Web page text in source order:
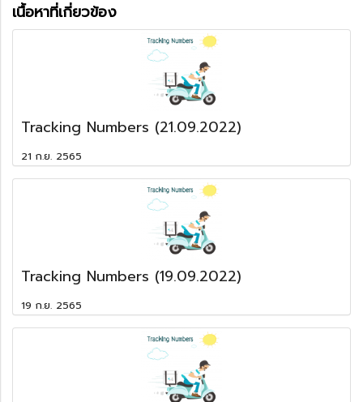
เนื้อหาที่เกี่ยวข้อง
Tracking Numbers (21.09.2022)
21 ก.ย. 2565
Tracking Numbers (19.09.2022)
19 ก.ย. 2565